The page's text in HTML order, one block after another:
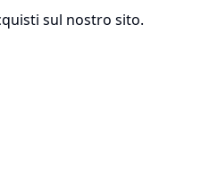
sul nostro sito.